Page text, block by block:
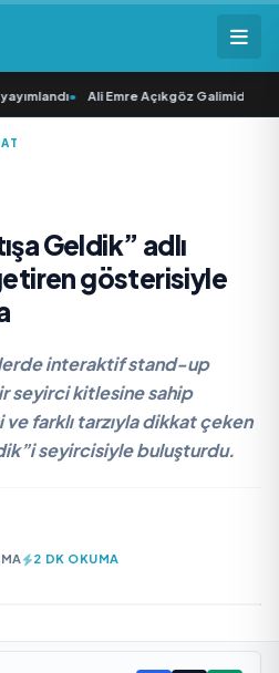
• Ali Emre Açıkgöz Galimidi, Eski
Geldik” adlı
gösterisiyle
interaktif stand-up
seyirci kitlesine sahip
farklı tarzıyla dikkat çeken
seyircisiyle buluşturdu.
2 DK OKUMA